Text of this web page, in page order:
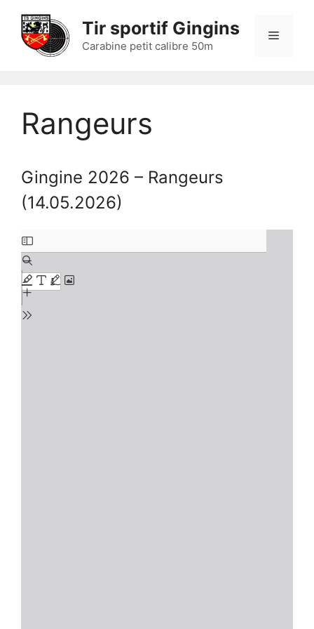
contenu
Tir sportif Gingins
Carabine petit calibre 50m
Menu
Rangeurs
Gingine 2026 – Rangeurs
(14.05.2026)
Aller
au
contenu
PDF